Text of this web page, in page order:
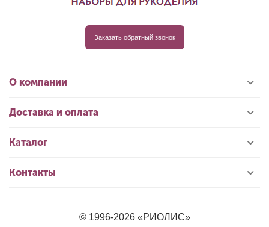
Заказать обратный звонок
О компании
Доставка и оплата
Каталог
Контакты
© 1996-2026 «РИОЛИС»